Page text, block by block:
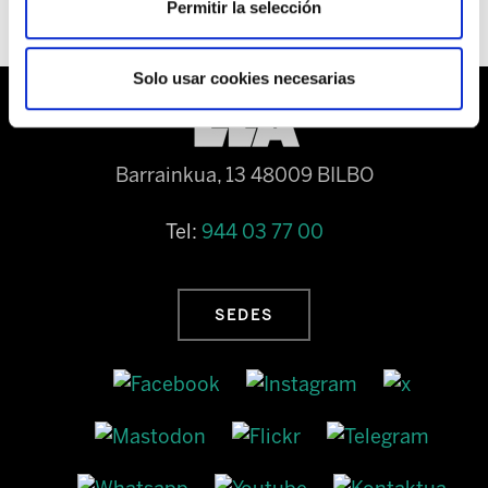
Permitir la selección
Solo usar cookies necesarias
Barrainkua, 13 48009 BILBO
Tel: 944 03 77 00
SEDES